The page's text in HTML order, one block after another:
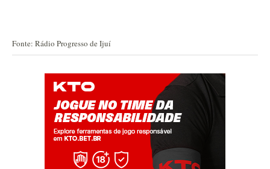
Fonte: Rádio Progresso de Ijuí